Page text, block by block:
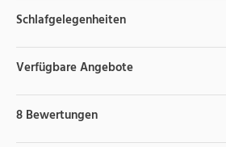
Schlafgelegenheiten
Verfügbare Angebote
8 Bewertungen